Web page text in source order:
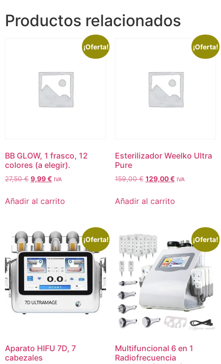
Productos relacionados
¡Oferta!
BB GLOW, 1 frasco, 12
colores (a elegir).
27,50€ 9,99€ IVA
Añadir al carrito
¡Oferta!
Esterilizador Weelko Ultra
Pure
159,00€ 129,00€ IVA
Añadir al carrito
¡Oferta!
Aparato HIFU 7D, 7
cabezales
¡Oferta!
Multifuncional 6 en 1
Radiofrecuencia